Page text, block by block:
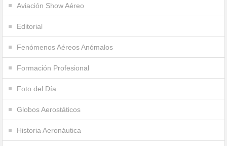
Aviación Show Aéreo
Editorial
Fenómenos Aéreos Anómalos
Formación Profesional
Foto del Día
Globos Aerostáticos
Historia Aeronáutica